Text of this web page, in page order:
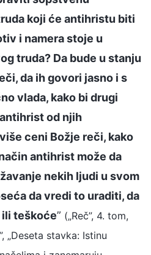
koji će antihristu biti
i namera stoje u
truda? Da bude u stanju
da ih govori jasno i s
vlada, kako bi drugi
od njih
ceni Božje reči, kako
antihrist može da
nekih ljudi u svom
da vredi to uraditi, da
ili teškoće” („Reč”, 4. tom,
„Deseta stavka: Istinu